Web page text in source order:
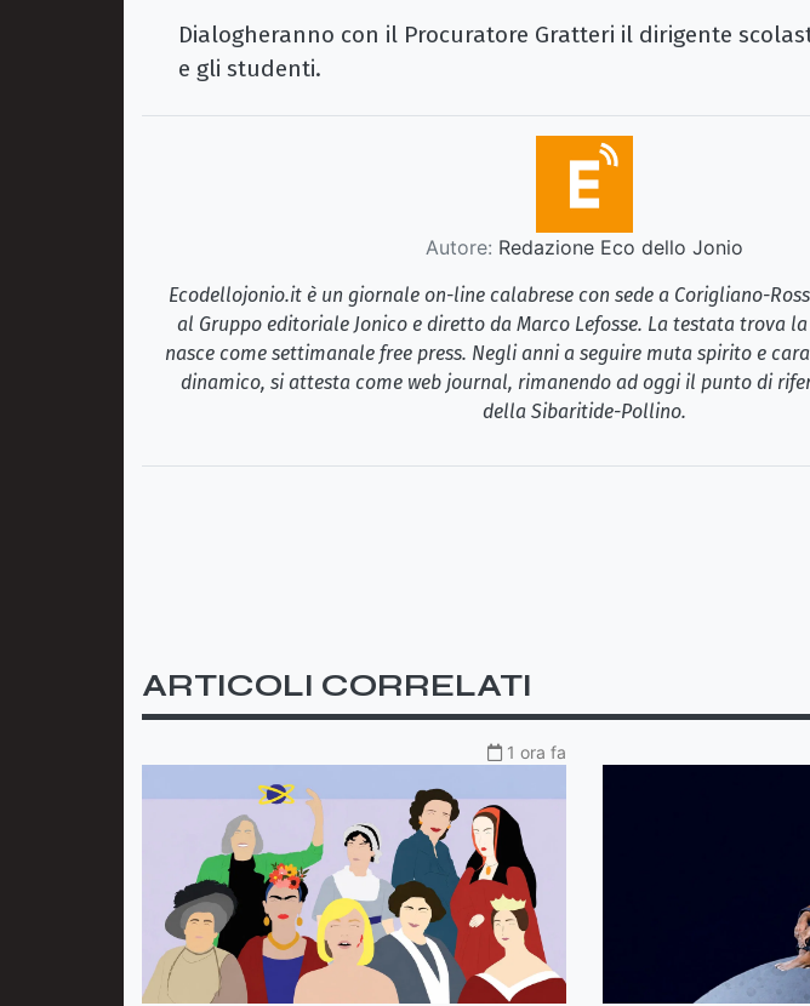
Dialogheranno con il Procuratore Gratteri il dirigente
e gli studenti.
Autore: Redazione Eco dello Jonio
Ecodellojonio.it è un giornale on-line calabrese con sede a Corigliano-
al Gruppo editoriale Jonico e diretto da Marco Lefosse. La testata trova la
nasce come settimanale free press. Negli anni a seguire muta spirito e
dinamico, si attesta come web journal, rimanendo ad oggi il punto di
della Sibaritide-Pollino.
ARTICOLI CORRELATI
1 ora fa